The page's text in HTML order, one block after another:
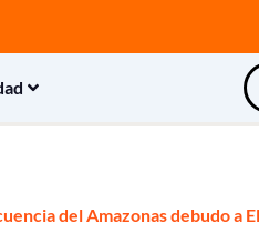
del Amazonas debudo a